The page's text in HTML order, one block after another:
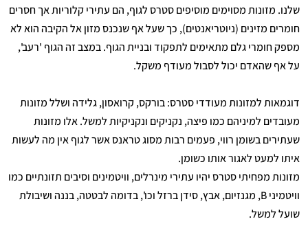
שלנו. מזונות מסוימים מוסיפים סטרס לגוף, הם עתירי קלוריות אך חסרים
חומרים מזינים (ניוטריאנטים), כך שעל אף שנכנס מזון אל הקיבה הוא לא
מספק חומרי גלם מתאימים לתפקוד ובניית הגוף. במצב זה הגוף 'רעב',
על אף שהאדם יכול לסבול מעודף משקל.
דוגמאות למזונות מעודדי סטרס: בורקס, קרואסון, גלידה ושלל מזונות
מעובדים למיניהם כמו פיצה, נקניקים ונקניקיות למשל. אלו מזונות
שעתירים בשומן רווי, פעמים רבות מסוג טראנס אשר לגוף אין מה לעשות
איתו למעט לאגור אותו כשומן.
מזונות מפחיתי סטרס יהיו עתירי מינרלים, וויטמינים וסיבים תזונתיים כמו
וויטמיני B, מגנזיום, אבץ, סידן ברזל וכו', בדומה לבטטה, בננה ושיבולת
שועל למשל.